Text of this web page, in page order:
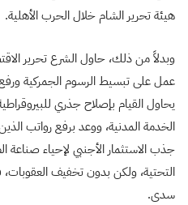
هيئة تحرير الشام خلال الحرب الأهلية.
وبدلاً من ذلك، حاول الشرع تحرير
عمل على تبسيط الرسوم الجمركية ورفع
يحاول القيام بإصلاح جذري
الخدمة المدنية، ووعد برفع رواتب
جذب الاستثمار الأجنبي لإحياء صناعة
التحتية، ولكن بدون تخفيف
سدى.